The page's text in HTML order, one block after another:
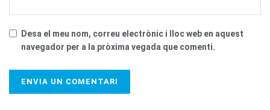
Desa el meu nom, correu electrònic i lloc web en aquest
navegador per a la pròxima vegada que comenti.